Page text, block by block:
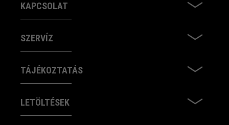
KAPCSOLAT
SZERVÍZ
TÁJÉKOZTATÁS
LETÖLTÉSEK